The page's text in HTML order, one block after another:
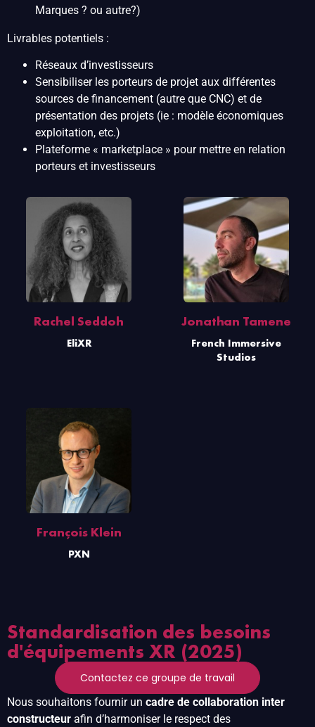
Marques ? ou autre?)
Livrables potentiels :
Réseaux d’investisseurs
Sensibiliser les porteurs de projet aux différentes
sources de financement (autre que CNC) et de
présentation des projets (ie : modèle économiques
exploitation, etc.)
Plateforme « marketplace » pour mettre en relation
porteurs et investisseurs
Rachel Seddoh
EliXR
Jonathan Tamene
French Immersive
Studios
François Klein
PXN
Standardisation des besoins
d'équipements XR (2025)
Contactez ce groupe de travail
Nous souhaitons fournir un cadre de collaboration inter
constructeur afin d’harmoniser le respect des